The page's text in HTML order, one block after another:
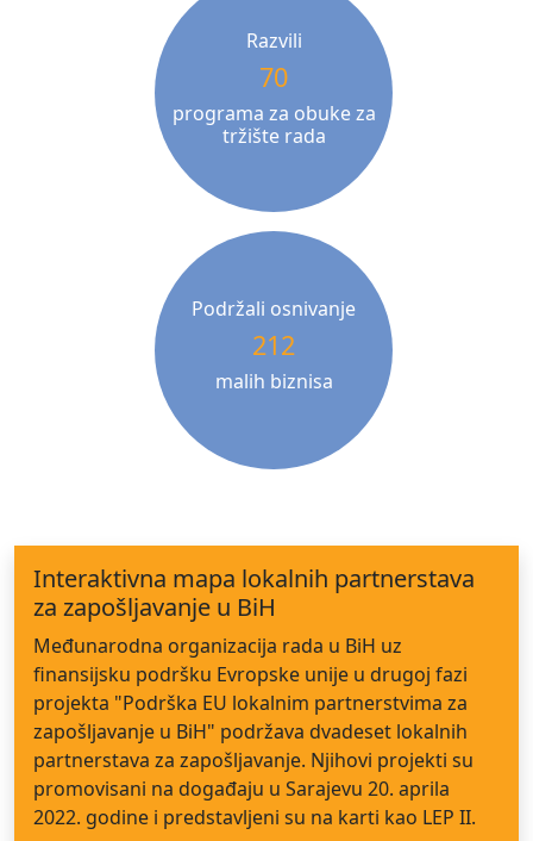
Razvili
70
programa za obuke za
tržište rada
Podržali osnivanje
212
malih biznisa
Interaktivna mapa lokalnih partnerstava
za zapošljavanje u BiH
Međunarodna organizacija rada u BiH uz
finansijsku podršku Evropske unije u drugoj fazi
projekta "Podrška EU lokalnim partnerstvima za
zapošljavanje u BiH" podržava dvadeset lokalnih
partnerstava za zapošljavanje. Njihovi projekti su
promovisani na događaju u Sarajevu 20. aprila
2022. godine i predstavljeni su na karti kao LEP II.